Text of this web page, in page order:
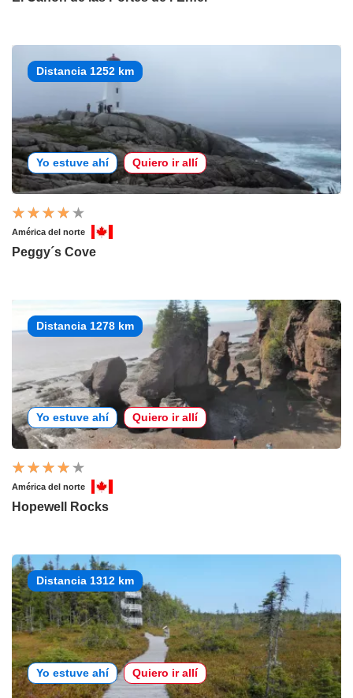
Distancia 1252 km
Yo estuve ahí Quiero ir allí
América del norte
Peggy´s Cove
Distancia 1278 km
Yo estuve ahí Quiero ir allí
América del norte
Hopewell Rocks
Distancia 1312 km
Yo estuve ahí Quiero ir allí